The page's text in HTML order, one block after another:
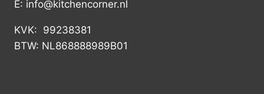
E: info@kitchencorner.nl
KVK: 99238381
BTW: NL868888989B01